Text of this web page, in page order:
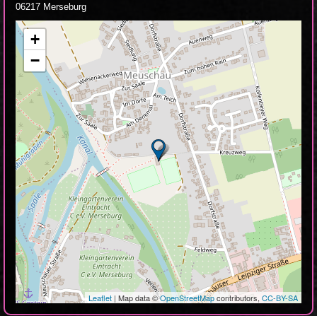
06217 Merseburg
+
−
Leaflet | Map data ©OpenStreetMapcontributors, CC-BY-SA